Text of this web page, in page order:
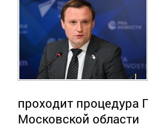
проходит процедура
Московской области